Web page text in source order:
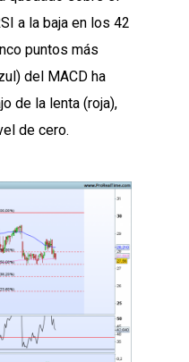
a la baja en los 42
puntos más
del MACD ha
de la lenta (roja),
de cero.